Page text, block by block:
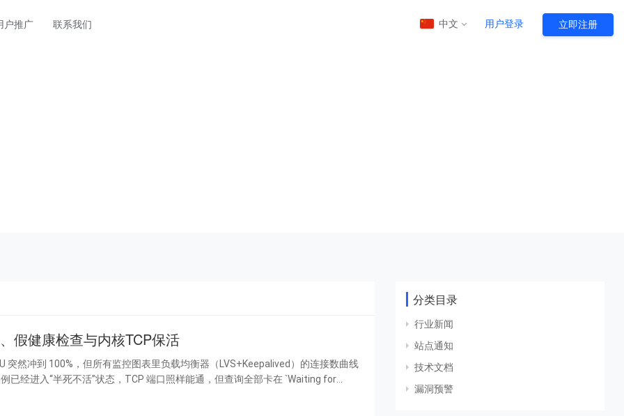
户推广 联系我们 中文 用户登录 立即注册
假健康检查与内核TCP保活
突然冲到 100%，但所有监控图表里负载均衡器（LVS+Keepalived）的连接数曲线
已经进入“半死不活”状态，TCP 端口照样能通，但查询全部卡在 `Waiting for
分类目录
行业新闻
站点通知
技术文档
漏洞预警